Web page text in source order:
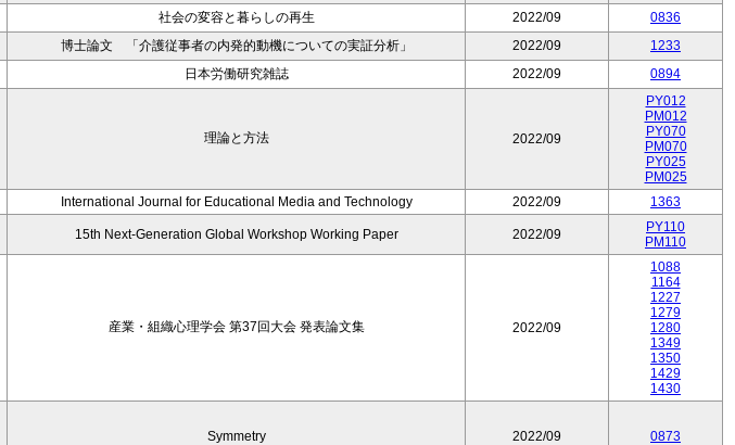
社会の変容と暮らしの再生 2022/09
0836
博士論文 「介護従事者の内発的動機についての実証分析」 2022/09
1233
日本労働研究雑誌 2022/09 0894
理論と方法 2022/09
PY012
PM012
PY070
PM070
PY025
PM025
International Journal for Educational Media and Technology 2022/09 1363
15th Next-Generation Global Workshop Working Paper 2022/09
PY110
PM110
産業・組織心理学会 第37回大会 発表論文集 2022/09
1088
1164
1227
1279
1280
1349
1350
1429
1430
Symmetry 2022/09 0873